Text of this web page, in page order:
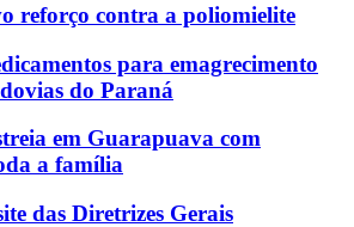
reforço contra a poliomielite
para emagrecimento
do Paraná
em Guarapuava com
a família
das Diretrizes Gerais